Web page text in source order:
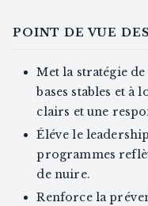
POINT DE VUE
Met la stratégie
bases stables et à
clairs et une
Éléve le
programmes
de nuire.
Renforce la